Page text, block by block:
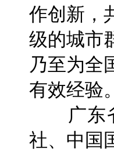
作创新，
级的城市
乃至为全
有效经验。
广东省
社、中国